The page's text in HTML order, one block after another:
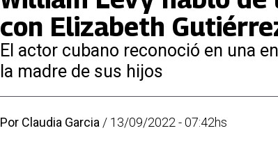
con Elizabeth
El actor cubano reconoció en una
la madre de sus hijos
Por Claudia Garcia / 13/09/2022 - 07:42hs